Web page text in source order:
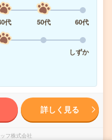
代 50代
60代
しずか
詳しく見る
フ株式会社